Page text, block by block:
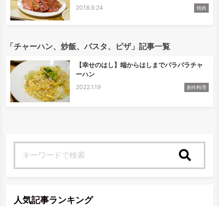
2018.9.24 焼肉
「チャーハン、炒飯、パスタ、ピザ」記事一覧
【幸せのはし】端からはしまでパラパラチャ
ーハン
2022.1.19 創作料理
人気記事ランキング